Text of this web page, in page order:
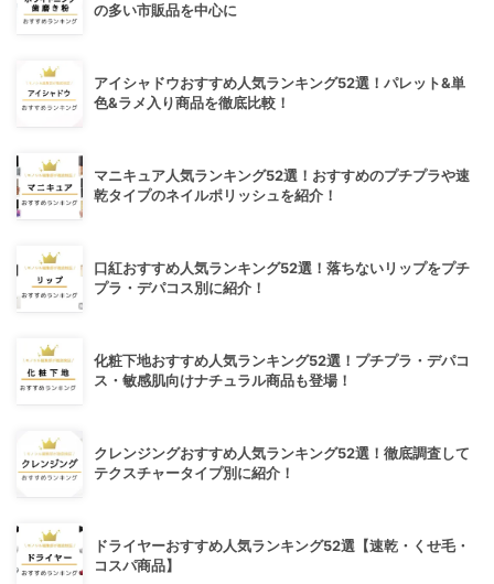
の多い市販品を中心に
アイシャドウおすすめ人気ランキング52選！パレット&単
色&ラメ入り商品を徹底比較！
マニキュア人気ランキング52選！おすすめのプチプラや速
乾タイプのネイルポリッシュを紹介！
口紅おすすめ人気ランキング52選！落ちないリップをプチ
プラ・デパコス別に紹介！
化粧下地おすすめ人気ランキング52選！プチプラ・デパコ
ス・敏感肌向けナチュラル商品も登場！
クレンジングおすすめ人気ランキング52選！徹底調査して
テクスチャータイプ別に紹介！
ドライヤーおすすめ人気ランキング52選【速乾・くせ毛・
コスパ商品】